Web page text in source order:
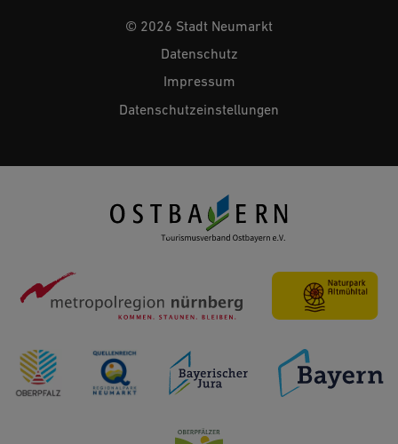
© 2026 Stadt Neumarkt
Datenschutz
Impressum
Datenschutzeinstellungen